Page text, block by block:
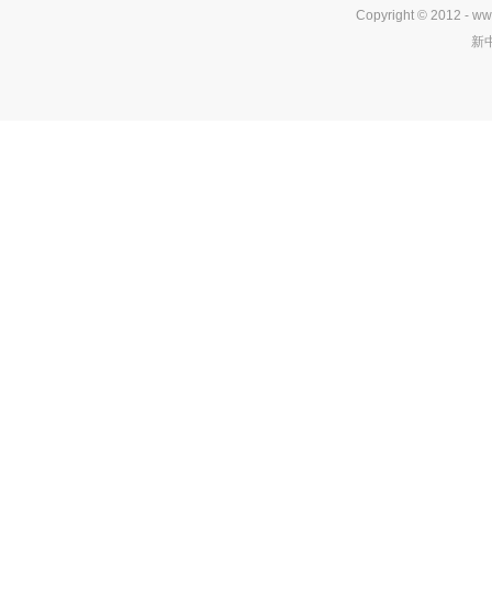
Copyright © 2012 -
新